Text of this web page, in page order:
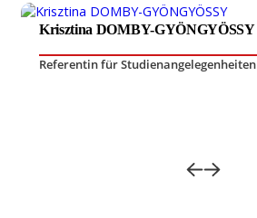
Krisztina DOMBY-GYÖNGYÖSSY
Referentin für Studienangelegenheiten